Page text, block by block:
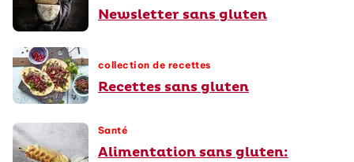
Newsletter sans gluten
collection de recettes
Recettes sans gluten
Santé
Alimentation sans gluten: